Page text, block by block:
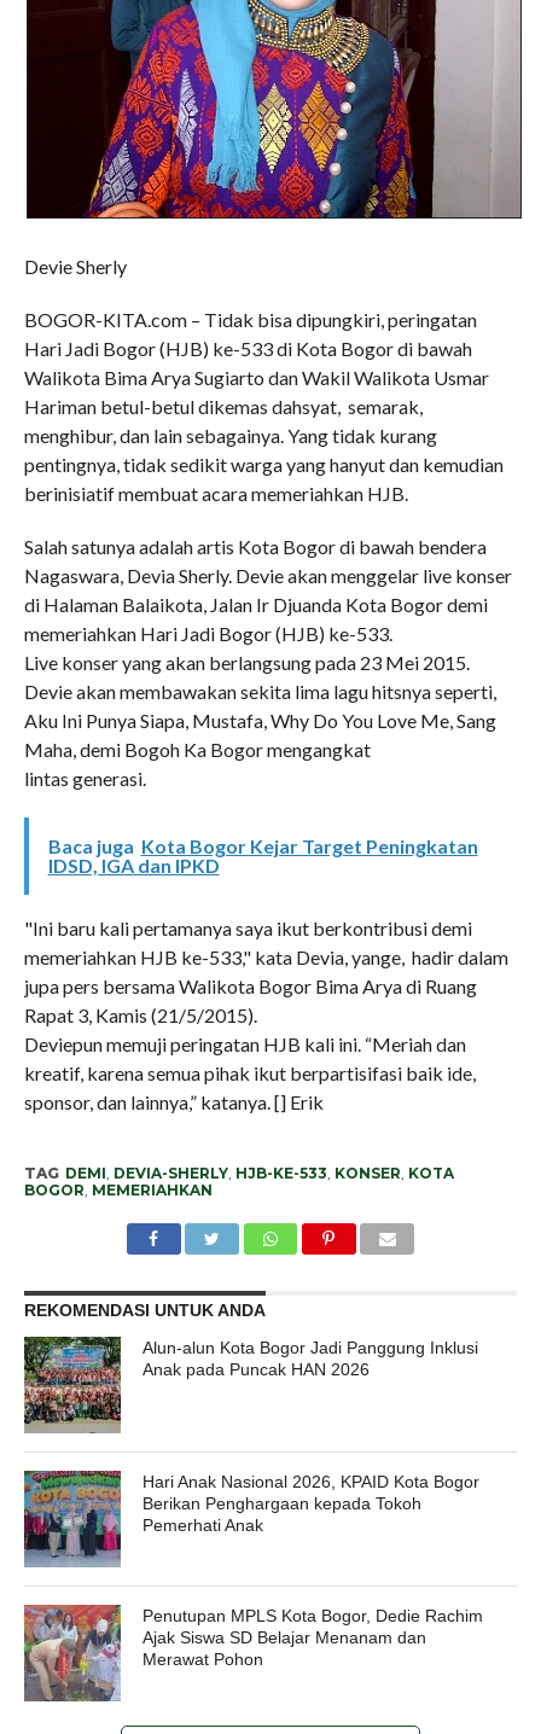
Devie Sherly
BOGOR-KITA.com – Tidak bisa dipungkiri, peringatan
Hari Jadi Bogor (HJB) ke-533 di Kota Bogor di bawah
Walikota Bima Arya Sugiarto dan Wakil Walikota Usmar
Hariman betul-betul dikemas dahsyat, semarak,
menghibur, dan lain sebagainya. Yang tidak kurang
pentingnya, tidak sedikit warga yang hanyut dan kemudian
berinisiatif membuat acara memeriahkan HJB.
Salah satunya adalah artis Kota Bogor di bawah bendera
Nagaswara, Devia Sherly. Devie akan menggelar live konser
di Halaman Balaikota, Jalan Ir Djuanda Kota Bogor demi
memeriahkan Hari Jadi Bogor (HJB) ke-533.
Live konser yang akan berlangsung pada 23 Mei 2015.
Devie akan membawakan sekita lima lagu hitsnya seperti,
Aku Ini Punya Siapa, Mustafa, Why Do You Love Me, Sang
Maha, demi Bogoh Ka Bogor mengangkat
lintas generasi.
Baca juga Kota Bogor Kejar Target Peningkatan
IDSD, IGA dan IPKD
"Ini baru kali pertamanya saya ikut berkontribusi demi
memeriahkan HJB ke-533," kata Devia, yange, hadir dalam
jupa pers bersama Walikota Bogor Bima Arya di Ruang
Rapat 3, Kamis (21/5/2015).
Deviepun memuji peringatan HJB kali ini. “Meriah dan
kreatif, karena semua pihak ikut berpartisifasi baik ide,
sponsor, dan lainnya,” katanya. [] Erik
TAG DEMI, DEVIA-SHERLY, HJB-KE-533, KONSER, KOTA
BOGOR, MEMERIAHKAN
REKOMENDASI UNTUK ANDA
Alun-alun Kota Bogor Jadi Panggung Inklusi
Anak pada Puncak HAN 2026
Hari Anak Nasional 2026, KPAID Kota Bogor
Berikan Penghargaan kepada Tokoh
Pemerhati Anak
Penutupan MPLS Kota Bogor, Dedie Rachim
Ajak Siswa SD Belajar Menanam dan
Merawat Pohon